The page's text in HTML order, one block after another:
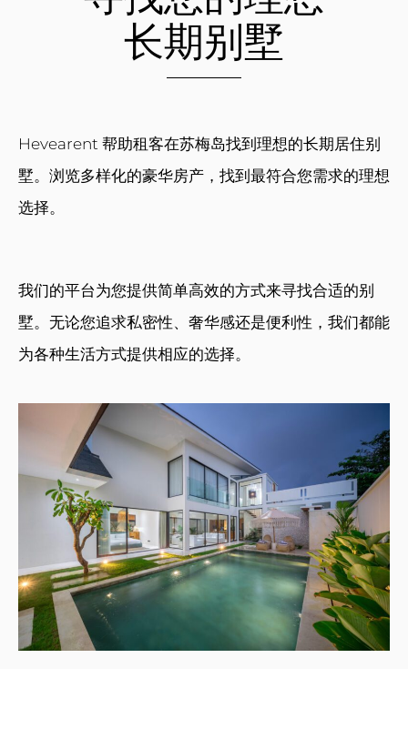
长期别墅
Hevearent 帮助租客在苏梅岛找到理想的长期居住别
墅。浏览多样化的豪华房产，找到最符合您需求的理想
选择。
我们的平台为您提供简单高效的方式来寻找合适的别
墅。无论您追求私密性、奢华感还是便利性，我们都能
为各种生活方式提供相应的选择。